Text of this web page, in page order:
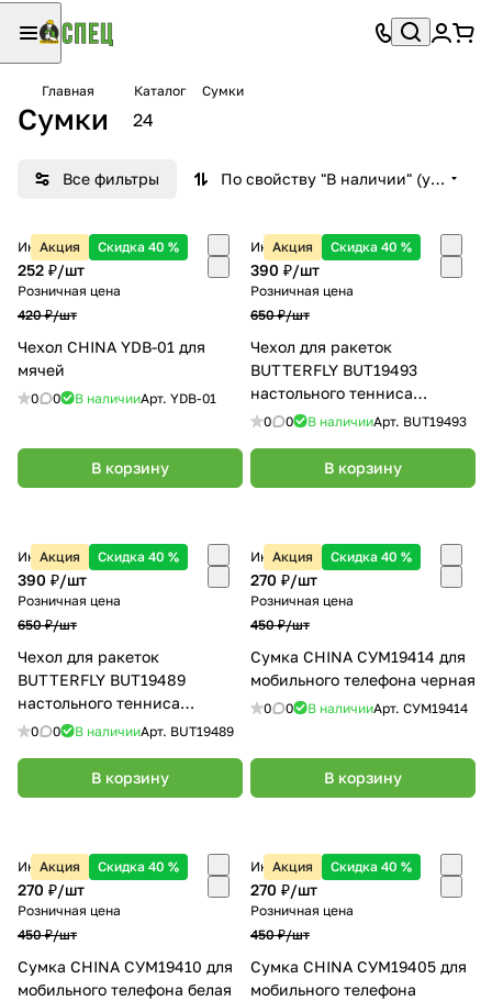
Главная Каталог Сумки
Сумки 24
Все фильтры По свойству "В наличии" (убывание)
Акция Скидка 40 %
Интернет-магазин
252 ₽/шт
Розничная цена
420 ₽/шт
Чехол CHINA YDB-01 для
мячей
0 0 В наличииАрт. YDB-01
В корзину
Акция Скидка 40 %
Интернет-магазин
390 ₽/шт
Розничная цена
650 ₽/шт
Чехол для ракеток
BUTTERFLY BUT19493
настольного тенниса
красный
0 0 В наличииАрт. BUT19493
В корзину
Акция Скидка 40 %
Интернет-магазин
390 ₽/шт
Розничная цена
650 ₽/шт
Чехол для ракеток
BUTTERFLY BUT19489
настольного тенниса
серебристый
0 0 В наличииАрт. BUT19489
В корзину
Акция Скидка 40 %
Интернет-магазин
270 ₽/шт
Розничная цена
450 ₽/шт
Сумка CHINA СУМ19414 для
мобильного телефона черная
0 0 В наличииАрт. СУМ19414
В корзину
Акция Скидка 40 %
Интернет-магазин
270 ₽/шт
Розничная цена
450 ₽/шт
Сумка CHINA СУМ19410 для
мобильного телефона белая
Акция Скидка 40 %
Интернет-магазин
270 ₽/шт
Розничная цена
450 ₽/шт
Сумка CHINA СУМ19405 для
мобильного телефона